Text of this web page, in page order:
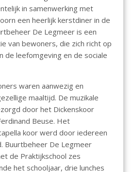
ai
l
in samenwerking met
een heerlijk kerstdiner in de
De Legmeer is een
van bewoners, die zich richt op
de leefomgeving en de sociale
waren aanwezig en
maaltijd. De muzikale
door het Dickenskoor
Beuse. Het
koor werd door iedereen
Buurtbeheer De Legmeer
de Praktijkschool zes
het schooljaar, drie lunches